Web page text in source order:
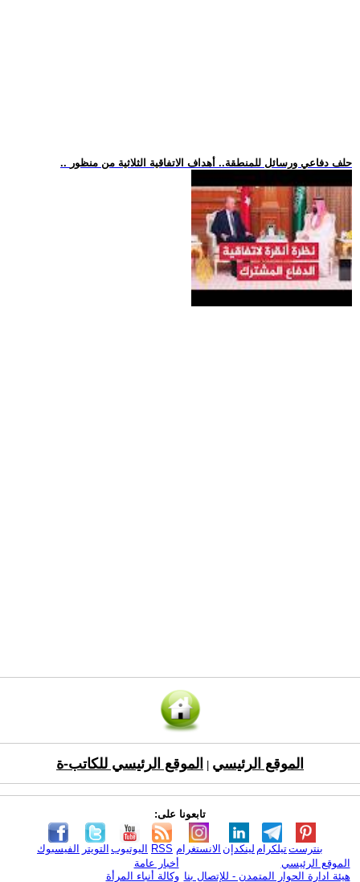
.. حلف دفاعي ورسائل للمنطقة.. أهداف الاتفاقية الثلاثية من منظور
الموقع الرئيسي الموقع الرئيسي للكاتب-ة
تابعونا على:
الفيسبوك التويتر اليوتيوب RSS الانستغرام لينكدإن تيلكرامبنترست
الموقع الرئيسي
هيئة ادارة الحوار المتمدن - للإتصال بنا
أخبار عامة
وكالة أنباء المرأة